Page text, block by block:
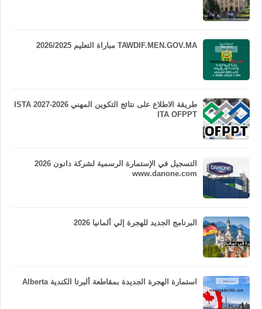
TAWDIF.MEN.GOV.MA مباراة التعليم 2026/2025
طريقة الاطلاع على نتائج التكوين المهني 2026-2027 ISTA
ITA OFPPT
التسجيل في الإستمارة الرسمية لشركة دانون 2026
www.danone.com
البرنامج الجديد للهجرة إلي ألمانيا 2026
استمارة الهجرة الجديدة بمقاطعة ألبرتا الكندية Alberta